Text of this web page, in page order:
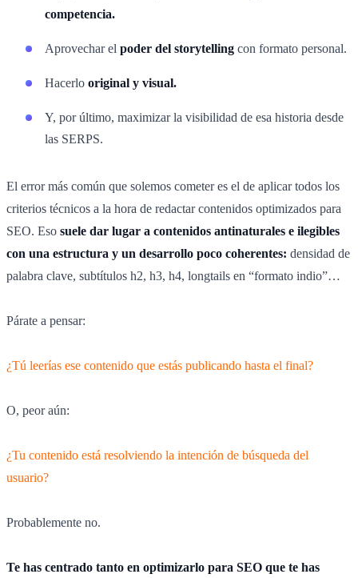
competencia.
Aprovechar el poder del storytelling con formato personal.
Hacerlo original y visual.
Y, por último, maximizar la visibilidad de esa historia desde
las SERPS.
El error más común que solemos cometer es el de aplicar todos los
criterios técnicos a la hora de redactar contenidos optimizados para
SEO. Eso suele dar lugar a contenidos antinaturales e ilegibles
con una estructura y un desarrollo poco coherentes: densidad de
palabra clave, subtítulos h2, h3, h4, longtails en “formato indio”…
Párate a pensar:
¿Tú leerías ese contenido que estás publicando hasta el final?
O, peor aún:
¿Tu contenido está resolviendo la intención de búsqueda del
usuario?
Probablemente no.
Te has centrado tanto en optimizarlo para SEO que te has